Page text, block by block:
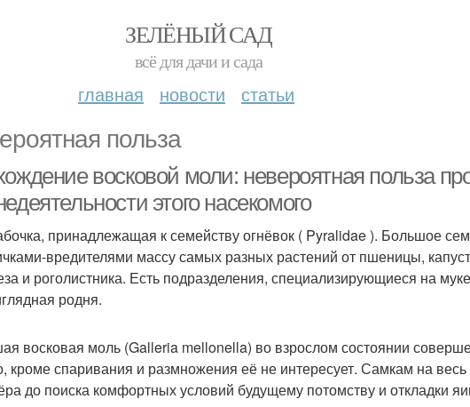
ЗЕЛЁНЫЙ САД
всё для дачи и сада
главная новости статьи
польза
восковой моли: невероятная польза
этого насекомого
принадлежащая к семейству огнёвок ( Pyralidae ). Большое
вредителями массу самых разных растений от пшеницы,
и роголистника. Есть подразделения, специализирующиеся на
родня.
восковая моль (Galleria mellonella) во взрослом состоянии
кроме спаривания и размножения её не интересует. Самкам на
до поиска комфортных условий будущему потомству и откладки